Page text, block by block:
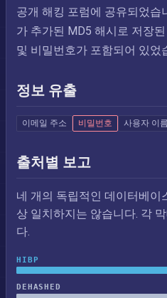
공개 해킹 포럼에 공유되었습
가 추가된 MD5 해시로 저장
및 비밀번호가 포함되어 있었
정보 유출
이메일 주소 비밀번호 사용자 이름
출처별 보고
네 개의 독립적인 데이터베이
상 일치하지는 않습니다. 각
다.
HIBP
DEHASHED